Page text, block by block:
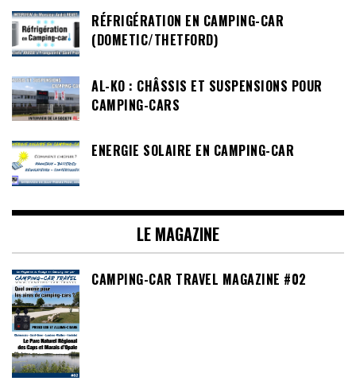
RÉFRIGÉRATION EN CAMPING-CAR
(DOMETIC/THETFORD)
AL-KO : CHÂSSIS ET SUSPENSIONS POUR
CAMPING-CARS
ENERGIE SOLAIRE EN CAMPING-CAR
LE MAGAZINE
CAMPING-CAR TRAVEL MAGAZINE #02